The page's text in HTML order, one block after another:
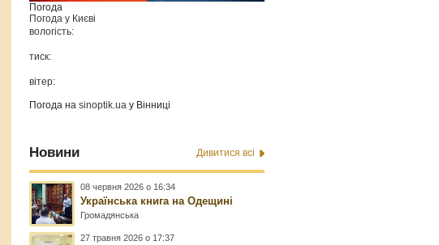
Погода
Погода у Києві
вологість:
тиск:
вітер:
Погода наsinoptik.ua у Вінниці
Новини Дивитися всі
08 червня 2026 о 16:34
Українська книга на Одещині
Громадянська
27 травня 2026 о 17:37